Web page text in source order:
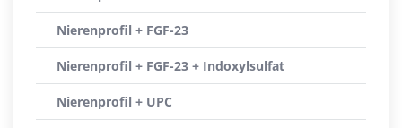
Nierenprofil + FGF-23
Nierenprofil + FGF-23 + Indoxylsulfat
Nierenprofil + UPC